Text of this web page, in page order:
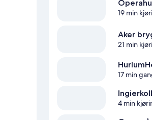
19 min
Aker
21 min
17 min
4 min